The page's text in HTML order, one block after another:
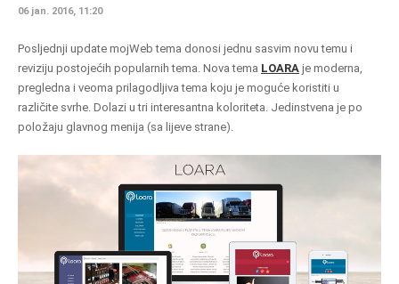
06 jan. 2016, 11:20
Posljednji update mojWeb tema donosi jednu sasvim novu temu i
reviziju postojećih popularnih tema. Nova tema LOARA je moderna,
pregledna i veoma prilagodljiva tema koju je moguće koristiti u
različite svrhe. Dolazi u tri interesantna koloriteta. Jedinstvena je po
položaju glavnog menija (sa lijeve strane).